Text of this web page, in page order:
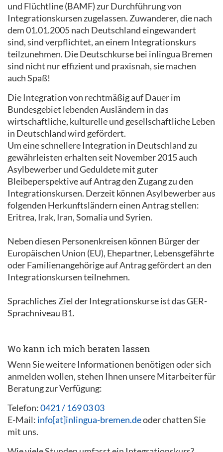
und Flüchtline (BAMF) zur Durchführung von
Integrationskursen zugelassen. Zuwanderer, die nach
dem 01.01.2005 nach Deutschland eingewandert
sind, sind verpflichtet, an einem Integrationskurs
teilzunehmen. Die Deutschkurse bei inlingua Bremen
sind nicht nur effizient und praxisnah, sie machen
auch Spaß!
Die Integration von rechtmäßig auf Dauer im
Bundesgebiet lebenden Ausländern in das
wirtschaftliche, kulturelle und gesellschaftliche Leben
in Deutschland wird gefördert.
Um eine schnellere Integration in Deutschland zu
gewährleisten erhalten seit November 2015 auch
Asylbewerber und Geduldete mit guter
Bleibeperspektive auf Antrag den Zugang zu den
Integrationskursen. Derzeit können Asylbewerber aus
folgenden Herkunftsländern einen Antrag stellen:
Eritrea, Irak, Iran, Somalia und Syrien.
Neben diesen Personenkreisen können Bürger der
Europäischen Union (EU), Ehepartner, Lebensgefährte
oder Familienangehörige auf Antrag gefördert an den
Integrationskursen teilnehmen.
Sprachliches Ziel der Integrationskurse ist das GER-
Sprachniveau B1.
Wo kann ich mich beraten lassen
Wenn Sie weitere Informationen benötigen oder sich
anmelden wollen, stehen Ihnen unsere Mitarbeiter für
Beratung zur Verfügung:
Telefon:0421 / 169 03 03
E-Mail: info[at]inlingua-bremen.deoder chatten Sie
mit uns.